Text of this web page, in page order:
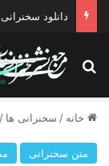
دانلود
جستجو برای
خانه / سخنرانی ها /
متن سخنرانی